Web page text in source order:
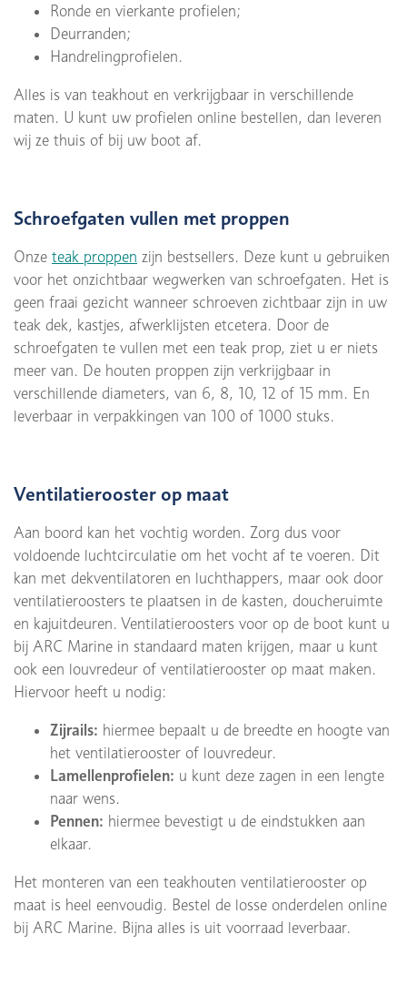
Ronde en vierkante profielen;
Deurranden;
Handrelingprofielen.
Alles is van teakhout en verkrijgbaar in verschillende
maten. U kunt uw profielen online bestellen, dan leveren
wij ze thuis of bij uw boot af.
Schroefgaten vullen met proppen
Onze teak proppen zijn bestsellers. Deze kunt u gebruiken
voor het onzichtbaar wegwerken van schroefgaten. Het is
geen fraai gezicht wanneer schroeven zichtbaar zijn in uw
teak dek, kastjes, afwerklijsten etcetera. Door de
schroefgaten te vullen met een teak prop, ziet u er niets
meer van. De houten proppen zijn verkrijgbaar in
verschillende diameters, van 6, 8, 10, 12 of 15 mm. En
leverbaar in verpakkingen van 100 of 1000 stuks.
Ventilatierooster op maat
Aan boord kan het vochtig worden. Zorg dus voor
voldoende luchtcirculatie om het vocht af te voeren. Dit
kan met dekventilatoren en luchthappers, maar ook door
ventilatieroosters te plaatsen in de kasten, doucheruimte
en kajuitdeuren. Ventilatieroosters voor op de boot kunt u
bij ARC Marine in standaard maten krijgen, maar u kunt
ook een louvredeur of ventilatierooster op maat maken.
Hiervoor heeft u nodig:
Zijrails: hiermee bepaalt u de breedte en hoogte van
het ventilatierooster of louvredeur.
Lamellenprofielen: u kunt deze zagen in een lengte
naar wens.
Pennen: hiermee bevestigt u de eindstukken aan
elkaar.
Het monteren van een teakhouten ventilatierooster op
maat is heel eenvoudig. Bestel de losse onderdelen online
bij ARC Marine. Bijna alles is uit voorraad leverbaar.